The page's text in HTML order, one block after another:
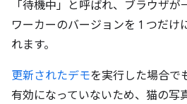
「待機中」と呼ばれ、ブラウザ
ワーカーのバージョンを 1 つだけ
れます。
更新されたデモを実行した場合で
有効になっていないため、猫の写